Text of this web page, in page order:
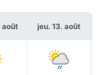
août jeu. 13. août